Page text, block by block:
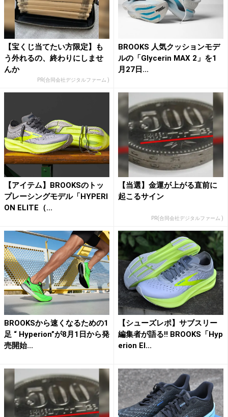
【宝くじ当てたい方限定】も
う外れるの、終わりにしませ
んか
PR(合同会社デジタルファーム )
BROOKS 人気クッションモデ
ルの「Glycerin MAX 2」を1
月27日...
【アイテム】BROOKSのトッ
プレーシングモデル「HYPERI
ON ELITE（...
【当選】金運が上がる直前に
起こるサイン
PR(合同会社デジタルファーム )
BROOKSから速くなるための1
足 “ Hyperion”が8月1日から発
売開始...
【シューズレポ】サブスリー
編集者が語る!! BROOKS「Hyp
erion El...